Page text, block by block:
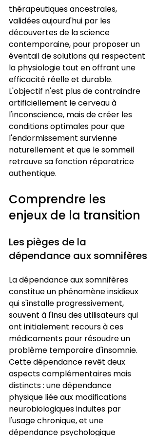
thérapeutiques ancestrales,
validées aujourd'hui par les
découvertes de la science
contemporaine, pour proposer un
éventail de solutions qui respectent
la physiologie tout en offrant une
efficacité réelle et durable.
L'objectif n'est plus de contraindre
artificiellement le cerveau à
l'inconscience, mais de créer les
conditions optimales pour que
l'endormissement survienne
naturellement et que le sommeil
retrouve sa fonction réparatrice
authentique.
Comprendre les
enjeux de la transition
Les pièges de la
dépendance aux somnifères
La dépendance aux somnifères
constitue un phénomène insidieux
qui s'installe progressivement,
souvent à l'insu des utilisateurs qui
ont initialement recours à ces
médicaments pour résoudre un
problème temporaire d'insomnie.
Cette dépendance revêt deux
aspects complémentaires mais
distincts : une dépendance
physique liée aux modifications
neurobiologiques induites par
l'usage chronique, et une
dépendance psychologique